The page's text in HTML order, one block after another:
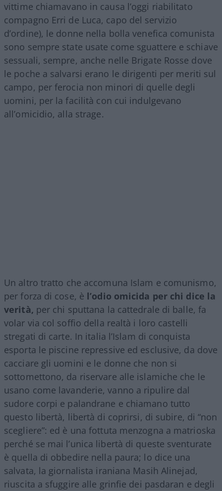
vittime chiamavano in causa l’oggi riabilitato
compagno Erri de Luca, capo del servizio
d’ordine), le donne nella bolla venefica comunista
sono sempre state usate come sguattere e schiave
sessuali, sempre, anche nelle Brigate Rosse dove
le poche a salvarsi erano le dirigenti per meriti sul
campo, per ferocia non minori di quelle degli
uomini, per la facilità con cui indulgevano
all’omicidio, alla strage.
Un altro tratto che accomuna Islam e comunismo,
per forza di cose, è l’odio omicida per chi dice la
verità, per chi sputtana la cattedrale di balle, fa
volar via col soffio della realtà i loro castelli
stregati di carte. In italia l’Islam di conquista
esporta le piscine repressive ed esclusive, da dove
cacciare gli uomini e le donne che non si
sottomettono, da riservare alle islamiche che le
usano come lavanderie, vanno a ripulire dal
sudore corpi e palandrane e chiamano tutto
questo libertà, libertà di coprirsi, di subire, di “non
scegliere”: ed è una fottuta menzogna a matrioska
perché se mai l’unica libertà di queste sventurate
è quella di obbedire nella paura; lo dice una
salvata, la giornalista iraniana Masih Alinejad,
riuscita a sfuggire alle grinfie dei pasdaran e degli